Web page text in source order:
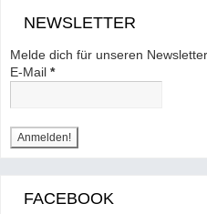
NEWSLETTER
Melde dich für unseren
E-Mail *
FACEBOOK